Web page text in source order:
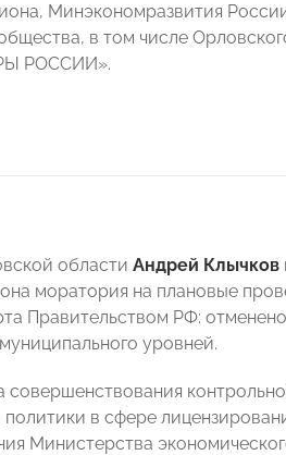
Минэкономразвития
в том числе
РОССИИ».
области Андрей Клычков
моратория на плановые
Правительством РФ:
уровней.
совершенствования
политики в сфере
Министерства